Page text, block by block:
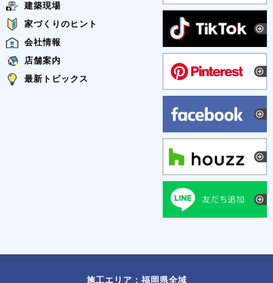
建築現場
家づくりのヒント
会社情報
店舗案内
最新トピックス
施工エリア：福岡県全域